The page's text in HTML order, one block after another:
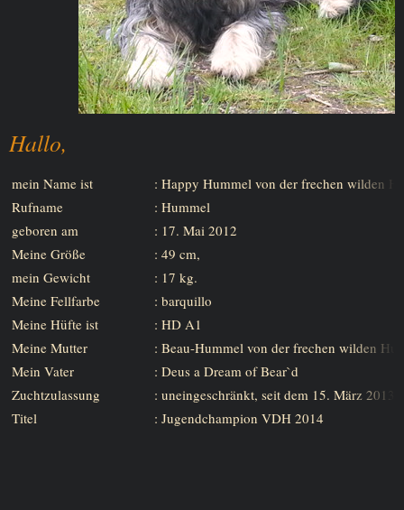
Hallo,
mein Name ist
: Happy Hummel von der frechen wilden
Rufname
: Hummel
geboren am
: 17. Mai 2012
Meine Größe
: 49 cm,
mein Gewicht
: 17 kg.
Meine Fellfarbe
: barquillo
Meine Hüfte ist
: HD A1
Meine Mutter
: Beau-Hummel von der frechen wilden
Mein Vater
: Deus a Dream of Bear`d
Zuchtzulassung
: uneingeschränkt, seit dem 15. März 2013
Titel
: Jugendchampion VDH 2014